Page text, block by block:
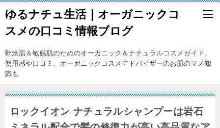
ゆるナチュ生活｜オーガニックコ
スメの口コミ情報ブログ
乾燥肌＆敏感肌のためのオーガニック＆ナチュラルコスメガイド。
使用感や口コミ、オーガニックコスメアドバイザーのお肌のマメ知
識も
ロックイオン ナチュラルシャンプーは岩石